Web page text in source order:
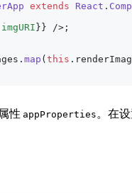
extends React .
imgURI } } /> ;
. map ( this .
性 appProperties。在